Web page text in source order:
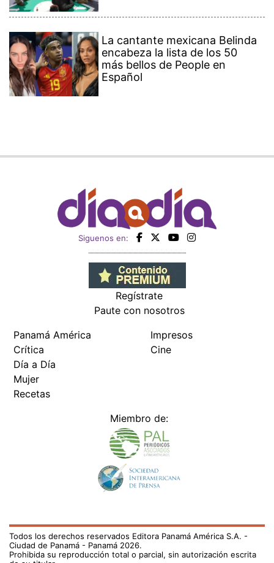
La cantante mexicana Belinda
encabeza la lista de los 50
más bellos de People en
Español
Siguenos en:
Regístrate
Paute con nosotros
Panamá América
Crítica
Día a Día
Mujer
Recetas
Impresos
Cine
Miembro de:
Todos los derechos reservados Editora Panamá América S.A. -
Ciudad de Panamá - Panamá 2026.
Prohibida su reproducción total o parcial, sin autorización escrita